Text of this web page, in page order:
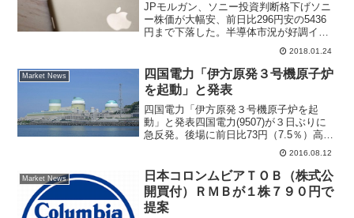
JPモルガン、ソニー投資判断格下げソニ
ー株価が大幅安、前日比296円安の5436
円まで下落した。半導体市況が好調イメ
ージセンサが業績牽引役、映画「ジュマ
ンジ」大ヒット、スマートフォン搭載デ
ュアルカメラなど材料豊富で株価は前日
に昨年来高値を更...
2018.01.24
Market News
四国電力「伊方原発３号機原子炉
を起動」と発表
四国電力「伊方原発３号機原子炉を起
動」と発表四国電力(9507)が３日ぶりに
急反発。後場に前日比73円（7.5％）高の
1052円まで買われている。きょう午前９
時30分に、2011年４月29日から第13回定
期検査を実施していた伊方発電所３号
機...
2016.08.12
Market News
日本コロンムビアＴＯＢ（株式公
開買付）ＲＭＢが１株７９０円で
提案